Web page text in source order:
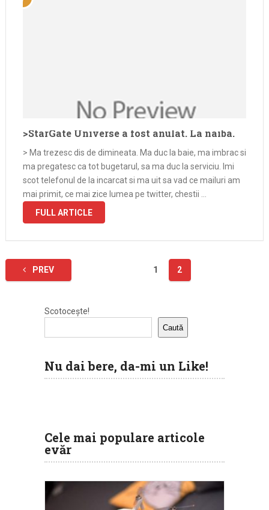
>StarGate Universe a fost anulat. La naiba.
> Ma trezesc dis de dimineata. Ma duc la baie, ma imbrac si
ma pregatesc ca tot bugetarul, sa ma duc la serviciu. Imi
scot telefonul de la incarcat si ma uit sa vad ce mailuri am
mai primit, ce mai zice lumea pe twitter, chestii …
FULL ARTICLE
Paginație
articole
PREV 1 2
Scotocește!
Caută
Nu dai bere, da-mi un Like!
Cele mai populare articole
evăr